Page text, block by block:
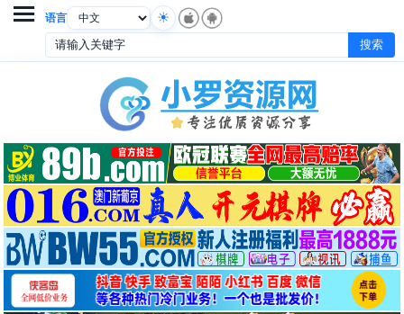
语言
